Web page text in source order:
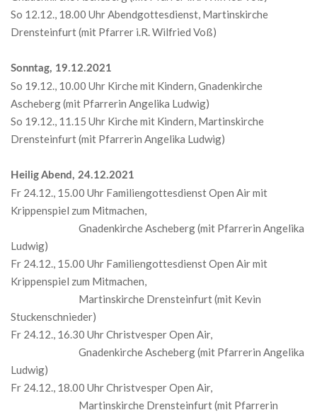
So 12.12., 18.00 Uhr Abendgottesdienst, Martinskirche
Drensteinfurt (mit Pfarrer i.R. Wilfried Voß)
Sonntag, 19.12.2021
So 19.12., 10.00 Uhr Kirche mit Kindern, Gnadenkirche
Ascheberg (mit Pfarrerin Angelika Ludwig)
So 19.12., 11.15 Uhr Kirche mit Kindern, Martinskirche
Drensteinfurt (mit Pfarrerin Angelika Ludwig)
Heilig Abend, 24.12.2021
Fr 24.12., 15.00 Uhr Familiengottesdienst Open Air mit
Krippenspiel zum Mitmachen,
Gnadenkirche Ascheberg (mit Pfarrerin Angelika
Ludwig)
Fr 24.12., 15.00 Uhr Familiengottesdienst Open Air mit
Krippenspiel zum Mitmachen,
Martinskirche Drensteinfurt (mit Kevin
Stuckenschnieder)
Fr 24.12., 16.30 Uhr Christvesper Open Air,
Gnadenkirche Ascheberg (mit Pfarrerin Angelika
Ludwig)
Fr 24.12., 18.00 Uhr Christvesper Open Air,
Martinskirche Drensteinfurt (mit Pfarrerin